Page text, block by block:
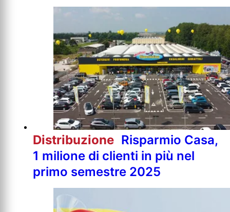
Distribuzione Risparmio Casa,
1 milione di clienti in più nel
primo semestre 2025